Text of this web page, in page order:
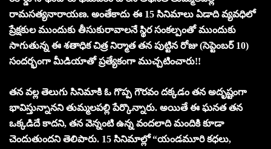
రామసత్యనారాయణ. అంతేకాదు ఈ 15 సినిమాలు ఏడాది వ్యవధిలో
ప్రేక్షకుల ముందుకు తీసుకురావాలనే స్థిర సంకల్పంతో ముందుకు
సాగుతున్న ఈ శతాధిక చిత్ర నిర్మాత తన పుట్టిన రోజు (సెప్టెంబర్ 10)
సందర్భంగా మీడియాతో ప్రత్యేకంగా ముచ్చటించారు!!
తన వల్ల తెలుగు సినిమాకి ఓ గొప్ప గౌరవం దక్కడం తన అదృష్టంగా
భావిస్తున్నానని తుమ్మలపల్లి పేర్కొన్నారు. అయితే ఈ ఘనత తన
ఒక్కడిదే కాదని, తన వెన్నంటి ఉన్న వందలాది మందికి కూడా
చెందుతుందని తెలిపారు. 15 సినిమాల్లో “యండమూరి కధలు,